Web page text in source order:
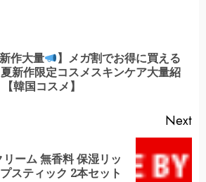
新作大量
】メガ割でお得に買える
夏新作限定コスメスキンケア大量紹
【韓国コスメ】
Next
ーム 無香料 保湿リッ
プスティック 2本セット